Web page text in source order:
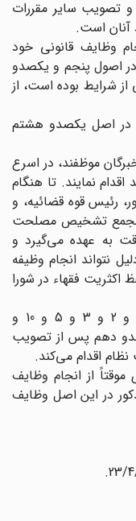
تصویب سایر مقررات
است.
وظایف قانونی خود
اصول پنجم و یکصدو
شرایط بوده است، از
اصل یکصدو هشتم
موظفند، در اسرع
نمایند. تا هنگام
رئیس قوه قضائیه، و
مجمع تشخیص مصلحت
به عهده می‌گیرد و
نتواند انجام وظیفه
فقهاء در شورا
این شورا در خصوص وظایف بندهای 1 و 2 و 3 و 5 و 10 و
دهم پس از تصویب
اقدام می‌کند.
از انجام وظایف
در این اصل وظایف